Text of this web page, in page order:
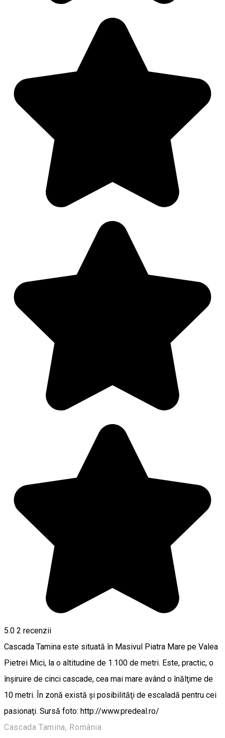
5.0 2 recenzii
Cascada Tamina este situată în Masivul Piatra Mare pe Valea
Pietrei Mici, la o altitudine de 1.100 de metri. Este, practic, o
înşiruire de cinci cascade, cea mai mare având o înălţime de
10 metri. În zonă există şi posibilităţi de escaladă pentru cei
pasionaţi. Sursă foto: http://www.predeal.ro/
Cascada Tamina, România